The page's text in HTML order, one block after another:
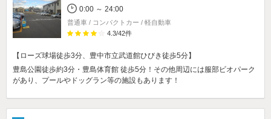
0:00 ～ 24:00
普通車 / コンパクトカー / 軽自動車
4.3/42件
【ローズ球場徒歩3分、豊中市立武道館ひびき徒歩5分】
豊島公園徒歩約3分・豊島体育館 徒歩5分！その他周辺には服部ビオパーク
があり、プールやドッグラン等の施設もあります！